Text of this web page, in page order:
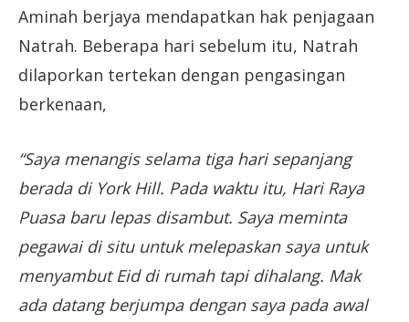
Aminah berjaya mendapatkan hak penjagaan
Natrah. Beberapa hari sebelum itu, Natrah
dilaporkan tertekan dengan pengasingan
berkenaan,
“Saya menangis selama tiga hari sepanjang
berada di York Hill. Pada waktu itu, Hari Raya
Puasa baru lepas disambut. Saya meminta
pegawai di situ untuk melepaskan saya untuk
menyambut Eid di rumah tapi dihalang. Mak
ada datang berjumpa dengan saya pada awal